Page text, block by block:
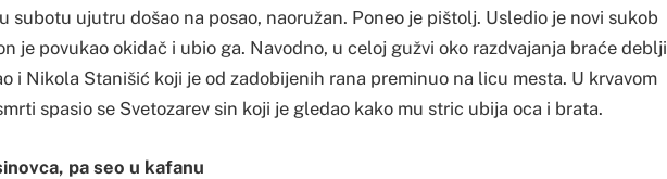
subotu ujutru došao na posao, naoružan. Poneo je pištolj. Usledio je novi sukob
je povukao okidač i ubio ga. Navodno, u celoj gužvi oko razdvajanja braće deblji
i Nikola Stanišić koji je od zadobijenih rana preminuo na licu mesta. U krvavom
spasio se Svetozarev sin koji je gledao kako mu stric ubija oca i brata.
pa seo u kafanu